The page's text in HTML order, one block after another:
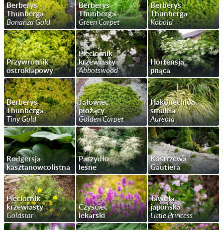
Berberys
Thunberga
Bonanza Gold
Berberys
Thunberga
Green Carpet
Berberys
Thunberga
Kobold
Przywrotnik
ostroklapowy
Pięciornik
krzewiasty
Abbotswood
Hortensja
pnąca
Berberys
Thunberga
Tiny Gold
Jałowiec
płożący
Golden Carpet
Hakonechloa
smukła
Aureola
Rodgersja
kasztanowcolistna
Parzydło
leśne
Kostrzewa
Gautiera
Pięciornik
krzewiasty
Goldstar
Czyściec
lekarski
Tawuła
japońska
Little Princess